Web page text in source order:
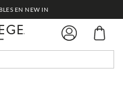
EN NEW IN